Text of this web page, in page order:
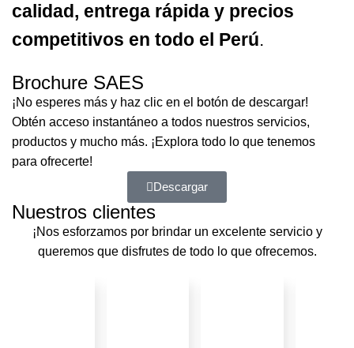
calidad, entrega rápida y precios
competitivos en todo el Perú.
Brochure SAES
¡No esperes más y haz clic en el botón de descargar!
Obtén acceso instantáneo a todos nuestros servicios,
productos y mucho más. ¡Explora todo lo que tenemos
para ofrecerte!
Descargar
Nuestros clientes
¡Nos esforzamos por brindar un excelente servicio y
queremos que disfrutes de todo lo que ofrecemos.